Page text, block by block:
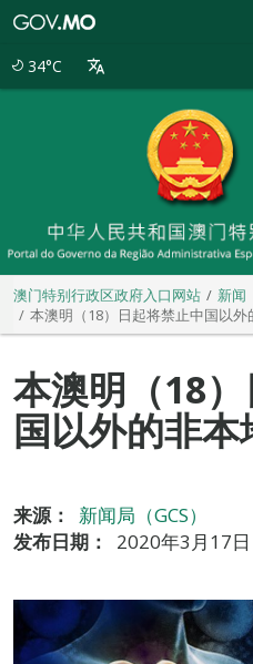
34°C
澳门特别行政区政府入口网站
新闻
本澳明（18）日起将禁止中国以
本澳明（18
国以外的非
来源：
新闻局（GCS）
发布日期：
2020年3月17